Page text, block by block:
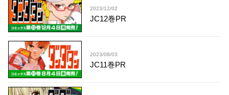
2023/12/02
JC12巻PR
2023/08/03
JC11巻PR